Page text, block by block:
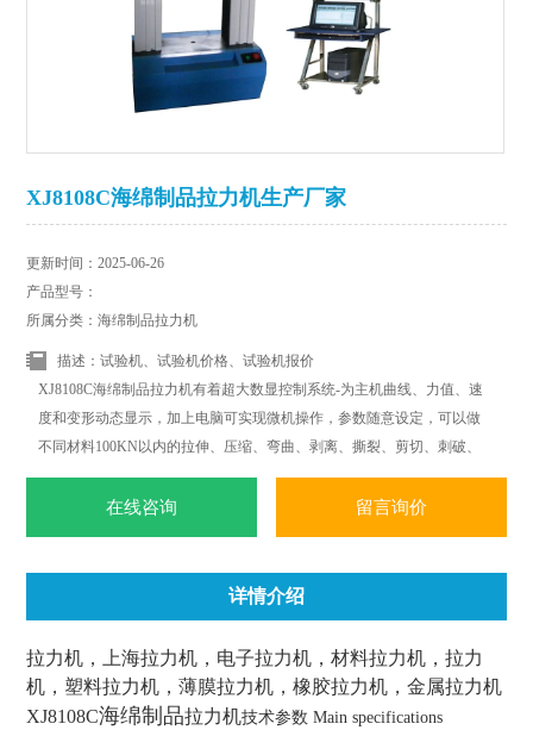
XJ8108C海绵制品拉力机生产厂家
更新时间：2025-06-26
产品型号：
所属分类：海绵制品拉力机
描述：试验机、试验机价格、试验机报价
XJ8108C海绵制品拉力机有着超大数显控制系统-为主机曲线、力值、速
度和变形动态显示，加上电脑可实现微机操作，参数随意设定，可以做
不同材料100KN以内的拉伸、压缩、弯曲、剥离、撕裂、剪切、刺破、
低调疲劳等多项力学试验.可根据标准ISO.JIS.ASTM.DIN等标准和国外标
准进行试验和提供数据.
在线咨询 留言询价
详情介绍
拉力机，上海拉力机，电子拉力机，材料拉力机，拉力
机，塑料拉力机，薄膜拉力机，橡胶拉力机，金属拉力机
XJ8108C海绵制品拉力机技术参数 Main specifications